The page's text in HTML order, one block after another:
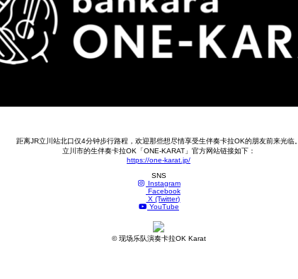
距离JR立川站北口仅4分钟步行路程，欢迎那些想尽情享受生伴奏卡拉OK的朋友前来光临。
立川市的生伴奏卡拉OK「ONE-KARAT」官方网站链接如下：
https://one-karat.jp/
SNS
Instagram
Facebook
X (Twitter)
YouTube
© 现场乐队演奏卡拉OK Karat